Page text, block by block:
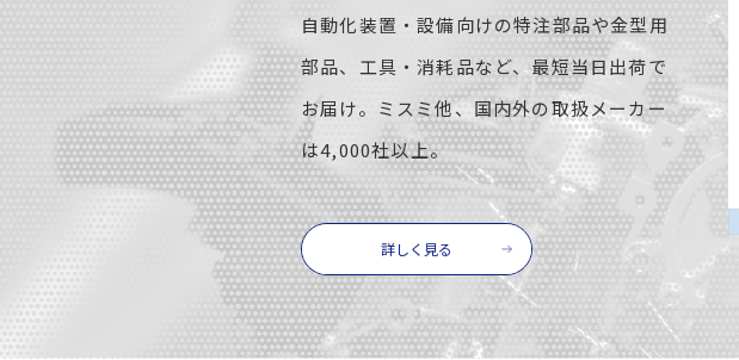
自動化装置・設備向けの特注部品や金型用
部品、工具・消耗品など、最短当日出荷で
お届け。ミスミ他、国内外の取扱メーカー
は4,000社以上。
詳しく見る